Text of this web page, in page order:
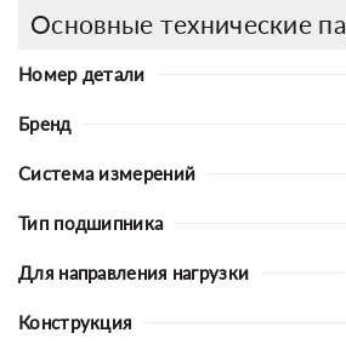
Основные технические
Номер детали
Бренд
Система измерений
Тип подшипника
Для направления нагрузки
Конструкция